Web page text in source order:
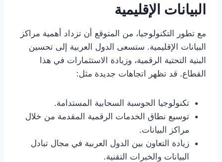
البيانات الإقليمية
مع تطور التكنولوجيا، من المتوقع أن تزداد أهمية مراكز
البيانات الإقليمية. ستسعى الدول العربية إلى تحسين
البنية التحتية الرقمية، وزيادة الاستثمارات في هذا
القطاع. قد تظهر اتجاهات جديدة مثل:
تكنولوجيا الحوسبة السحابية المستدامة.
توسيع نطاق الخدمات الرقمية المقدمة من خلال
مراكز البيانات.
زيادة التعاون بين الدول العربية في مجال تبادل
البيانات والخبرات التقنية.